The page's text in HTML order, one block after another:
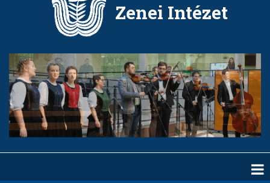
Zenei Intézet